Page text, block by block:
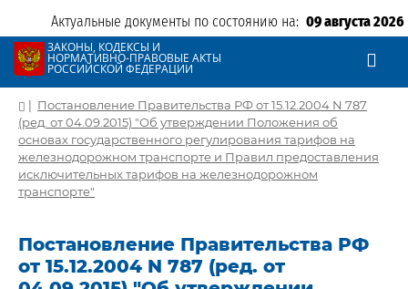
Актуальные документы по состоянию на: 09 августа 2026
ЗАКОНЫ, КОДЕКСЫ И
НОРМАТИВНО-ПРАВОВЫЕ АКТЫ
РОССИЙСКОЙ ФЕДЕРАЦИИ
| Постановление Правительства РФ от 15.12.2004 N 787
(ред. от 04.09.2015) "Об утверждении Положения об
основах государственного регулирования тарифов на
железнодорожном транспорте и Правил предоставления
исключительных тарифов на железнодорожном
транспорте"
Постановление Правительства РФ
от 15.12.2004 N 787 (ред. от